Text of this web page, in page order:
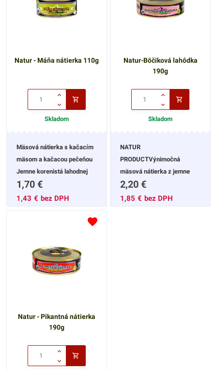
Natur - Máňa nátierka 110g
Skladom
Mäsová nátierka s kačacím
mäsom a kačacou pečeňou
Jemne korenistá lahodnej
chuti, ľahko roztierateľná.
Vhodná pre rýchle raňajky
1,70 €
1,43 € bez DPH
Natur-Bôčiková lahôdka
190g
Skladom
NATUR
PRODUCTVýnimočná
mäsová nátierka z jemne
údenou chuťou, bez
konzervačných látok bez
2,20 €
1,85 € bez DPH
Natur - Pikantná nátierka
190g